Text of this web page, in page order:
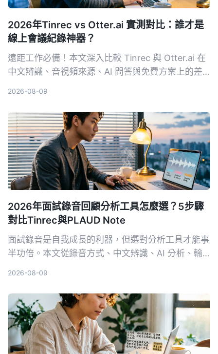
2026年Tinrec vs Otter.ai 實測對比：誰才是
線上會議紀錄神器？
遠距工作必備！本文深入比較 Tinrec 與 Otter.ai 在
中文辨識、音視頻來源、AI 問答與免費方案上的差
2026-08-09
2026年面試錄音回顧分析工具怎麼選？5步驟
對比Tinrec與PLAUD Note
面試錄音是自我成長的利器，但選對分析工具才能事
半功倍。本文從錄音方式、中文辨識、AI 分析、輸
面試回顧的 AI 工具。
2026-08-09